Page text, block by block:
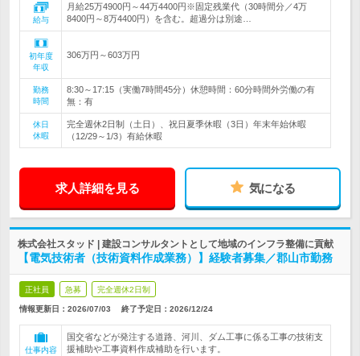
給与
月給25万4900円～44万4400円※固定残業代（30時間分／4万
8400円～8万4400円）を含む。超過分は別途…
初年度
年収
306万円～603万円
勤務
時間
8:30～17:15（実働7時間45分）休憩時間：60分時間外労働の有
無：有
休日
休暇
完全週休2日制（土日）、祝日夏季休暇（3日）年末年始休暇
（12/29～1/3）有給休暇
求人詳細を見る 気になる
株式会社スタッド | 建設コンサルタントとして地域のインフラ整備に貢献
【電気技術者（技術資料作成業務）】経験者募集／郡山市勤務
正社員 急募 完全週休2日制
情報更新日：2026/07/03 終了予定日： 2026/12/24
仕事内容
国交省などが発注する道路、河川、ダム工事に係る工事の技術支
援補助や工事資料作成補助を行います。